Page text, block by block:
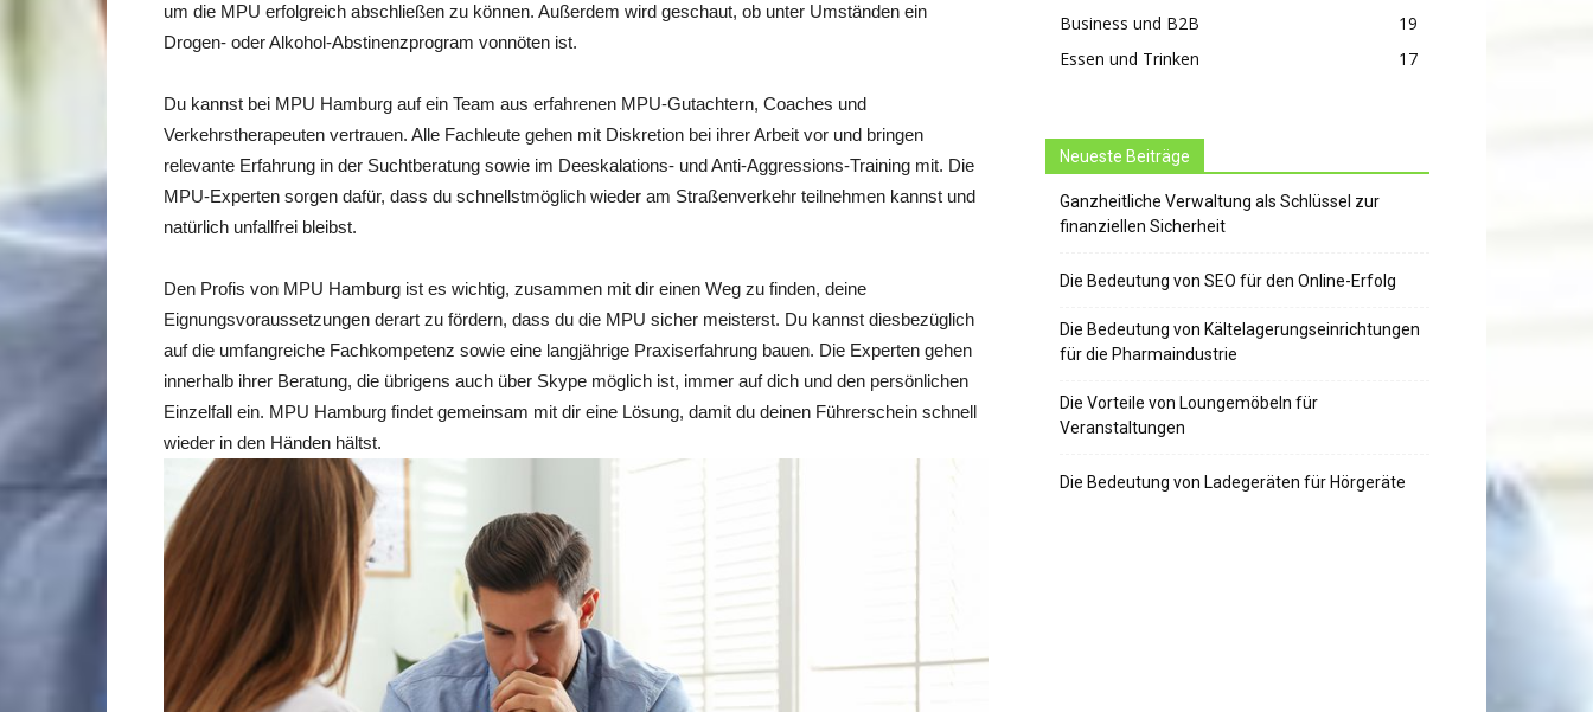
um die MPU erfolgreich abschließen zu können. Außerdem wird geschaut, ob unter Umständen ein
Drogen- oder Alkohol-Abstinenzprogram vonnöten ist.
Du kannst bei MPU Hamburg auf ein Team aus erfahrenen MPU-Gutachtern, Coaches und
Verkehrstherapeuten vertrauen. Alle Fachleute gehen mit Diskretion bei ihrer Arbeit vor und bringen
relevante Erfahrung in der Suchtberatung sowie im Deeskalations- und Anti-Aggressions-Training mit. Die
MPU-Experten sorgen dafür, dass du schnellstmöglich wieder am Straßenverkehr teilnehmen kannst und
natürlich unfallfrei bleibst.
Den Profis von MPU Hamburg ist es wichtig, zusammen mit dir einen Weg zu finden, deine
Eignungsvoraussetzungen derart zu fördern, dass du die MPU sicher meisterst. Du kannst diesbezüglich
auf die umfangreiche Fachkompetenz sowie eine langjährige Praxiserfahrung bauen. Die Experten gehen
innerhalb ihrer Beratung, die übrigens auch über Skype möglich ist, immer auf dich und den persönlichen
Einzelfall ein. MPU Hamburg findet gemeinsam mit dir eine Lösung, damit du deinen Führerschein schnell
wieder in den Händen hältst.
Business und B2B
19
Essen und Trinken
17
Neueste Beiträge
Ganzheitliche Verwaltung als Schlüssel zur
finanziellen Sicherheit
Die Bedeutung von SEO für den Online-Erfolg
Die Bedeutung von Kältelagerungseinrichtungen
für die Pharmaindustrie
Die Vorteile von Loungemöbeln für
Veranstaltungen
Die Bedeutung von Ladegeräten für Hörgeräte